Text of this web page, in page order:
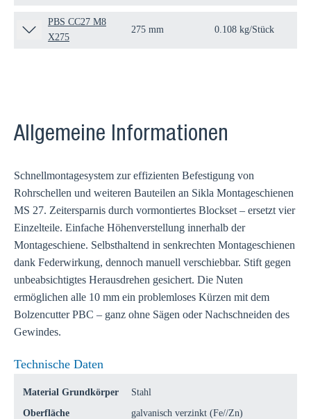
PBS CC27 M8
X275
275 mm 0.108 kg/Stück
Allgemeine Informationen
Schnellmontagesystem zur effizienten Befestigung von
Rohrschellen und weiteren Bauteilen an Sikla Montageschienen
MS 27. Zeitersparnis durch vormontiertes Blockset – ersetzt vier
Einzelteile. Einfache Höhenverstellung innerhalb der
Montageschiene. Selbsthaltend in senkrechten Montageschienen
dank Federwirkung, dennoch manuell verschiebbar. Stift gegen
unbeabsichtigtes Herausdrehen gesichert. Die Nuten
ermöglichen alle 10 mm ein problemloses Kürzen mit dem
Bolzencutter PBC – ganz ohne Sägen oder Nachschneiden des
Gewindes.
Technische Daten
Material Grundkörper
Stahl
Oberfläche
galvanisch verzinkt (Fe//Zn)